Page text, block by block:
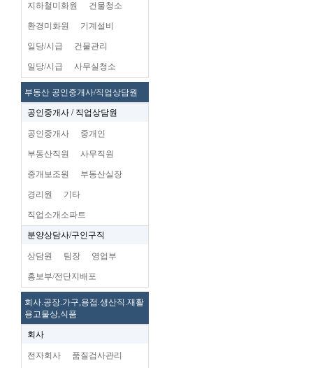
지하철미화원 건물청소
환경미화원 기계설비
일당/시급 건물관리
일당/시급 사무실청소
부동산 공인중개사/직업상담원
공인중개사 / 직업상담원
공인중개사 중개인
부동산직원 사무직원
중개보조원 부동산실장
경리원 기타
직업소개소파트
분양상담사/구인구직
상담원 팀장 영업부
홍보부/전단지배포
회사.공장.가구,용접.생산직.재활
용고물상,식품
회사
전자회사 품질검사관리